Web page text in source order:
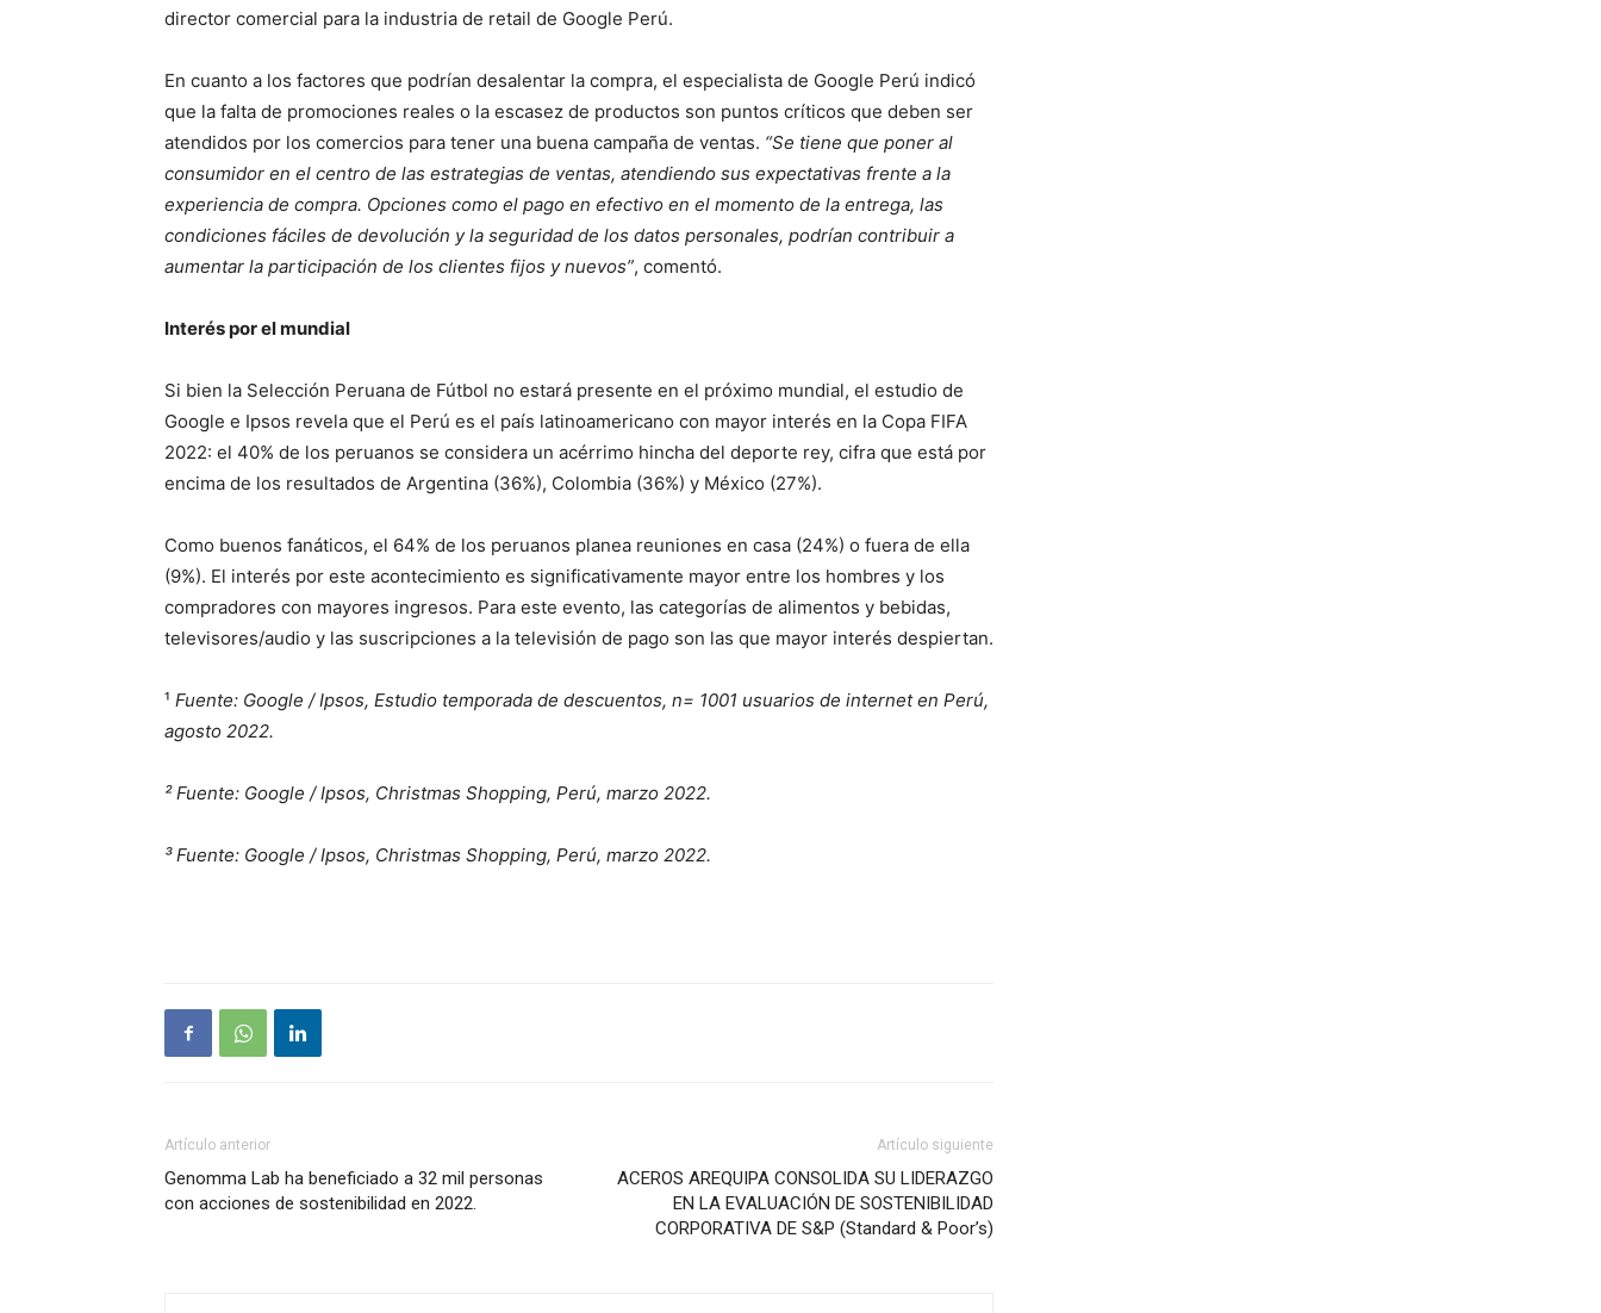
director comercial para la industria de retail de Google Perú.
En cuanto a los factores que podrían desalentar la compra, el especialista de Google Perú indicó
que la falta de promociones reales o la escasez de productos son puntos críticos que deben ser
atendidos por los comercios para tener una buena campaña de ventas. “Se tiene que poner al
consumidor en el centro de las estrategias de ventas, atendiendo sus expectativas frente a la
experiencia de compra. Opciones como el pago en efectivo en el momento de la entrega, las
condiciones fáciles de devolución y la seguridad de los datos personales, podrían contribuir a
aumentar la participación de los clientes fijos y nuevos”, comentó.
Interés por el mundial
Si bien la Selección Peruana de Fútbol no estará presente en el próximo mundial, el estudio de
Google e Ipsos revela que el Perú es el país latinoamericano con mayor interés en la Copa FIFA
2022: el 40% de los peruanos se considera un acérrimo hincha del deporte rey, cifra que está por
encima de los resultados de Argentina (36%), Colombia (36%) y México (27%).
Como buenos fanáticos, el 64% de los peruanos planea reuniones en casa (24%) o fuera de ella
(9%). El interés por este acontecimiento es significativamente mayor entre los hombres y los
compradores con mayores ingresos. Para este evento, las categorías de alimentos y bebidas,
televisores/audio y las suscripciones a la televisión de pago son las que mayor interés despiertan.
¹ Fuente: Google / Ipsos, Estudio temporada de descuentos, n= 1001 usuarios de internet en Perú,
agosto 2022.
² Fuente: Google / Ipsos, Christmas Shopping, Perú, marzo 2022.
³ Fuente: Google / Ipsos, Christmas Shopping, Perú, marzo 2022.
Artículo anterior
Genomma Lab ha beneficiado a 32 mil personas
con acciones de sostenibilidad en 2022.
Artículo siguiente
ACEROS AREQUIPA CONSOLIDA SU LIDERAZGO
EN LA EVALUACIÓN DE SOSTENIBILIDAD
CORPORATIVA DE S&P (Standard & Poor’s)